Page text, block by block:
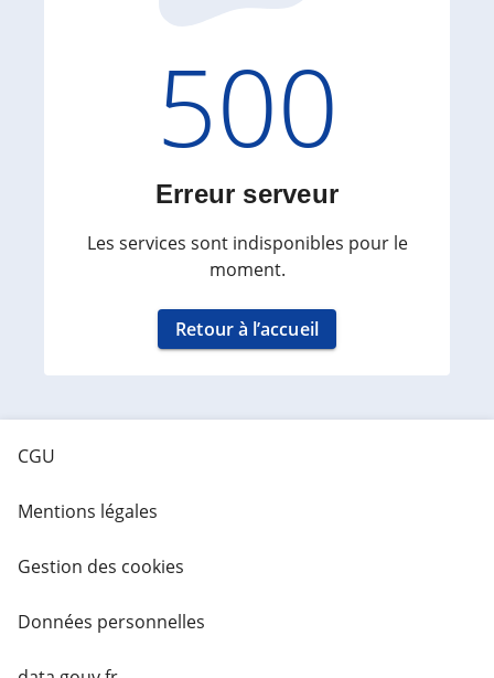
Code
500
Erreur serveur
Les services sont indisponibles pour le
moment.
Retour à l’accueil
CGU
Mentions légales
Gestion des cookies
Données personnelles